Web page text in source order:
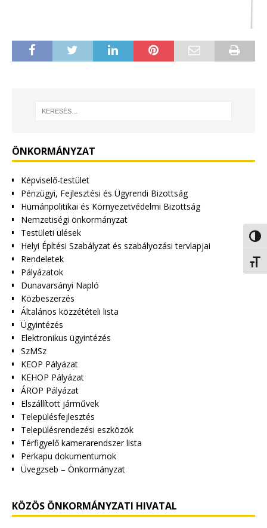
ÖNKORMÁNYZAT
Képviselő-testület
Pénzügyi, Fejlesztési és Ügyrendi Bizottság
Humánpolitikai és Környezetvédelmi Bizottság
Nemzetiségi önkormányzat
Testületi ülések
Helyi Építési Szabályzat és szabályozási tervlapjai
Rendeletek
Pályázatok
Dunavarsányi Napló
Közbeszerzés
Általános közzétételi lista
Ügyintézés
Elektronikus ügyintézés
SzMSz
KEOP Pályázat
KEHOP Pályázat
ÁROP Pályázat
Elszállított járművek
Településfejlesztés
Településrendezési eszközök
Térfigyelő kamerarendszer lista
Perkapu dokumentumok
Üvegzseb – Önkormányzat
KÖZÖS ÖNKORMÁNYZATI HIVATAL